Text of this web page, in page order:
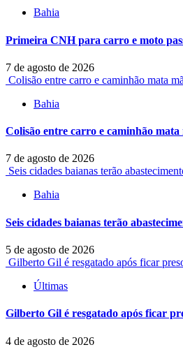
Bahia
Primeira CNH para carro e moto
7 de agosto de 2026
Colisão entre carro e caminhão mata
Bahia
Colisão entre carro e caminhão
7 de agosto de 2026
Seis cidades baianas terão
Bahia
Seis cidades baianas terão
5 de agosto de 2026
Gilberto Gil é resgatado após ficar
Últimas
Gilberto Gil é resgatado após ficar
4 de agosto de 2026